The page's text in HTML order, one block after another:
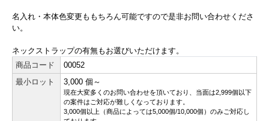
名入れ・本体色変更ももちろん可能ですので是非お問い合わせくださ
い。
ネックストラップの有無もお選びいただけます。
商品コード
00052
最小ロット
3,000 個～
現在大変多くのお問い合わせを頂いており、当面は2,999個以下
の案件はご対応が難しくなっております。
3,000個以上（商品によっては5,000個/10,000個）のみご対応し